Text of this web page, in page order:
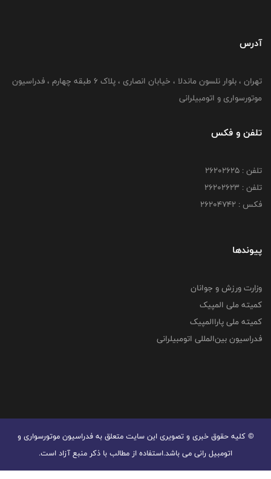
آدرس
تهران ، بلوار نلسون ماندلا ، خیابان انصاری ، پلاک ۶ طبقه چهارم ، فدراسیون
موتورسواری و اتومبیلرانی
تلفن و فکس
تلفن : ۲۶۲۰۲۶۲۵
تلفن : ۲۶۲۰۲۶۲۳
فکس : ۲۶۲۰۴۷۴۲
پیوندها
وزارت ورزش و جوانان
کمیته ملی المپیک
کمیته ملی پاراالمپیک
فدراسیون بین‌المللی اتومبیلرانی
© کليه حقوق خبری و تصويری اين سايت متعلق به فدراسیون موتورسواری و
اتومبیل رانی می باشد.استفاده از مطالب با ذكر منبع آزاد است.